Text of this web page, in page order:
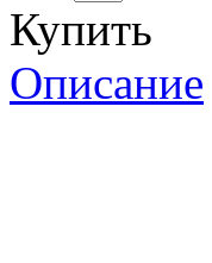
Купить
Описание